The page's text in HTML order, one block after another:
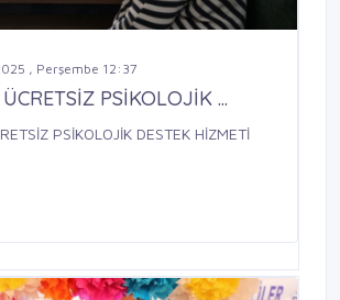
, Perşembe 12:37
PSİKOLOJİK ...
PSİKOLOJİK DESTEK HİZMETİ